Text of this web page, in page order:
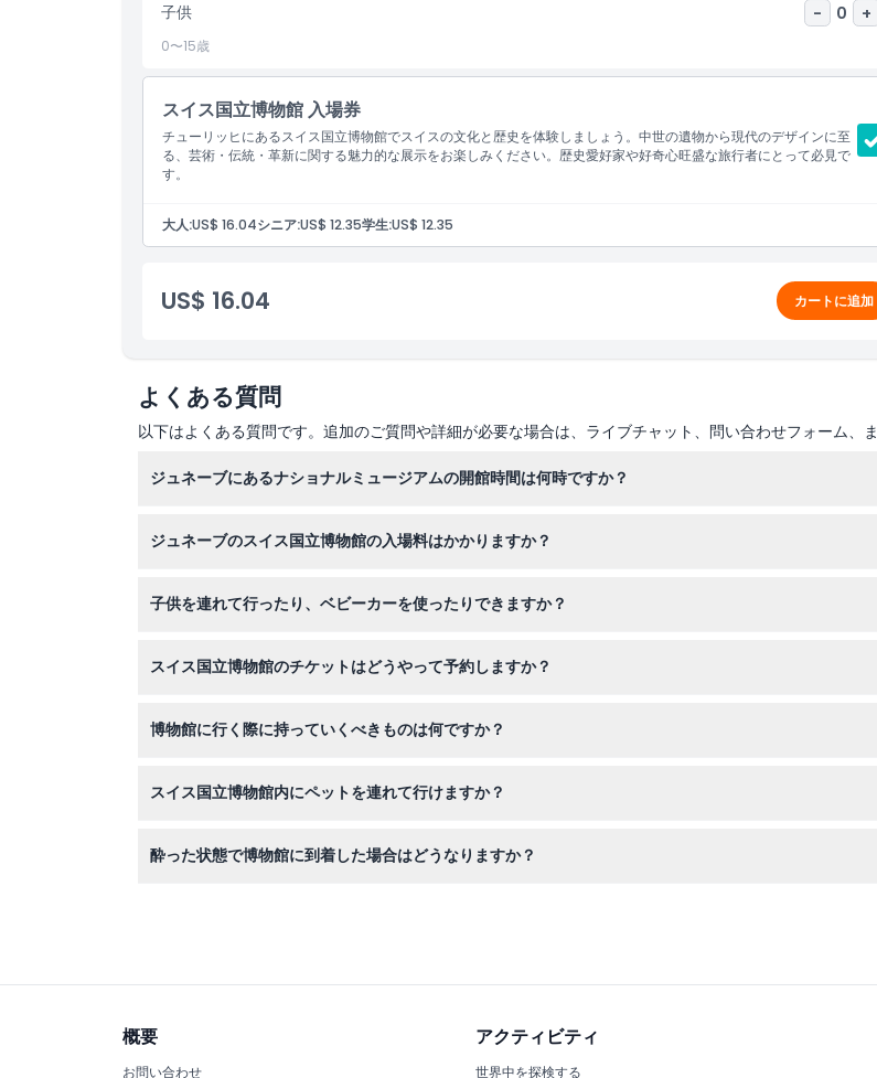
場所
行き方
キャンセルポリシー
子供 - 0 +
0〜15歳
スイス国立博物館 入場券
チューリッヒにあるスイス国立博物館でスイスの文化と歴史を体験しましょう。中世の遺物から現代のデザインに至
る、芸術・伝統・革新に関する魅力的な展示をお楽しみください。歴史愛好家や好奇心旺盛な旅行者にとって必見で
す。
大人:US$ 16.04シニア:US$ 12.35学生:US$ 12.35
US$ 16.04 カートに追加
よくある質問
以下はよくある質問です。追加のご質問や詳細が必要な場合は、ライブチャット、問い合わせフォーム、
ジュネーブにあるナショナルミュージアムの開館時間は何時ですか？
の可能性あり - 予約時に確認してください）。
ジュネーブのスイス国立博物館の入場料はかかりますか？
子供を連れて行ったり、ベビーカーを使ったりできますか？
スイス国立博物館のチケットはどうやって予約しますか？
博物館に行く際に持っていくべきものは何ですか？
スイス国立博物館内にペットを連れて行けますか？
酔った状態で博物館に到着した場合はどうなりますか？
概要
お問い合わせ
アクティビティ
世界中を探検する